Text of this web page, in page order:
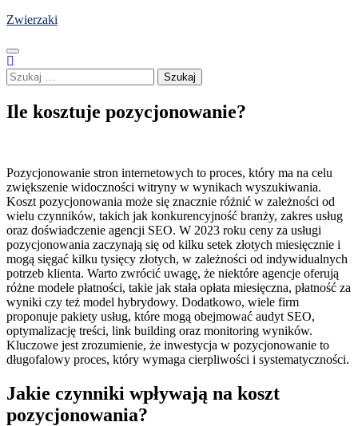
Skip
content
Zwierzaki
Szukaj:
Ile kosztuje pozycjonowanie?
Pozycjonowanie stron internetowych to proces, który ma na celu
zwiększenie widoczności witryny w wynikach wyszukiwania.
Koszt pozycjonowania może się znacznie różnić w zależności od
wielu czynników, takich jak konkurencyjność branży, zakres usług
oraz doświadczenie agencji SEO. W 2023 roku ceny za usługi
pozycjonowania zaczynają się od kilku setek złotych miesięcznie i
mogą sięgać kilku tysięcy złotych, w zależności od indywidualnych
potrzeb klienta. Warto zwrócić uwagę, że niektóre agencje oferują
różne modele płatności, takie jak stała opłata miesięczna, płatność za
wyniki czy też model hybrydowy. Dodatkowo, wiele firm
proponuje pakiety usług, które mogą obejmować audyt SEO,
optymalizację treści, link building oraz monitoring wyników.
Kluczowe jest zrozumienie, że inwestycja w pozycjonowanie to
długofalowy proces, który wymaga cierpliwości i systematyczności.
Jakie czynniki wpływają na koszt
pozycjonowania?